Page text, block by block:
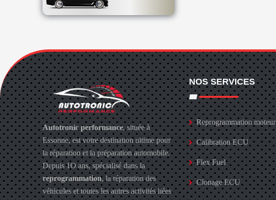
Autotronic performance, située à
Essonne, est votre destination ultime pour
la réparation et la préparation automobile.
Depuis 1O ans, spécialisé dans la
reprogrammation, la réparation des
véhicules et toutes les autres activités liées
NOS SERVICES
Reprogrammation moteur
Calibration ECU
Flex Fuel
Clonage ECU